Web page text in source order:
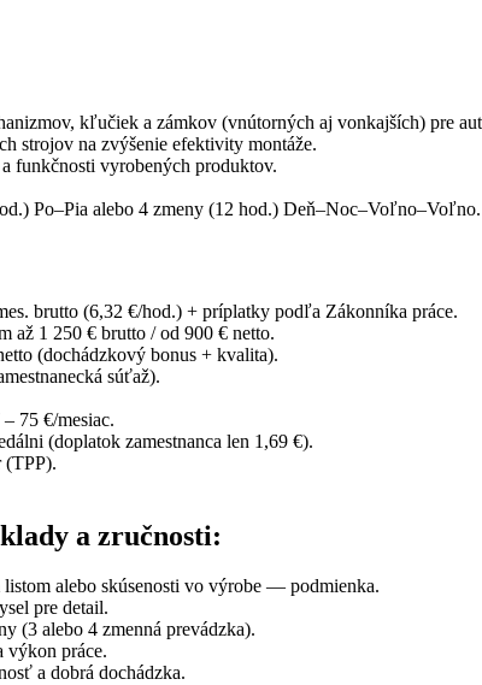
kľučiek a zámkov (vnútorných aj vonkajších) pre
strojov na zvýšenie efektivity montáže.
funkčnosti vyrobených produktov.
Po–Pia alebo 4 zmeny (12 hod.) Deň–Noc–Voľno–Voľno.
brutto (6,32 €/hod.) + príplatky podľa Zákonníka práce.
až 1 250 € brutto / od 900 € netto.
(dochádzkový bonus + kvalita).
súťaž).
75 €/mesiac.
(doplatok zamestnanca len 1,69 €).
(TPP).
a zručnosti:
listom alebo skúsenosti vo výrobe — podmienka.
pre detail.
(3 alebo 4 zmenná prevádzka).
výkon práce.
a dobrá dochádzka.